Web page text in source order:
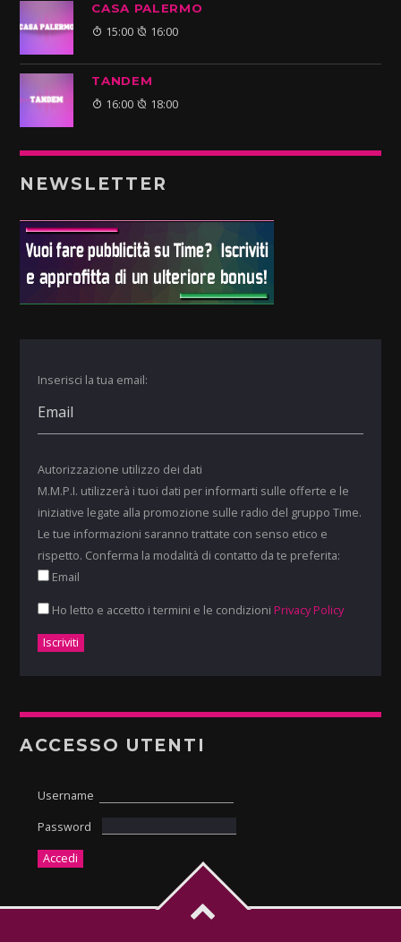
CASA PALERMO
15:00 16:00
TANDEM
16:00 18:00
NEWSLETTER
Inserisci la tua email:
Autorizzazione utilizzo dei dati
M.M.P.I. utilizzerà i tuoi dati per informarti sulle offerte e le
iniziative legate alla promozione sulle radio del gruppo Time.
Le tue informazioni saranno trattate con senso etico e
rispetto. Conferma la modalità di contatto da te preferita:
Email
Ho letto e accetto i termini e le condizioni Privacy Policy
ACCESSO UTENTI
Username
Password